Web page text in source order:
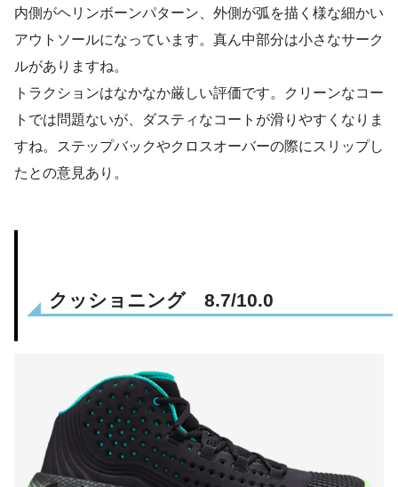
内側がヘリンボーンパターン、外側が弧を描く様な細かい
アウトソールになっています。真ん中部分は小さなサーク
ルがありますね。
トラクションはなかなか厳しい評価です。クリーンなコー
トでは問題ないが、ダスティなコートが滑りやすくなりま
すね。ステップバックやクロスオーバーの際にスリップし
たとの意見あり。
クッショニング 8.7/10.0